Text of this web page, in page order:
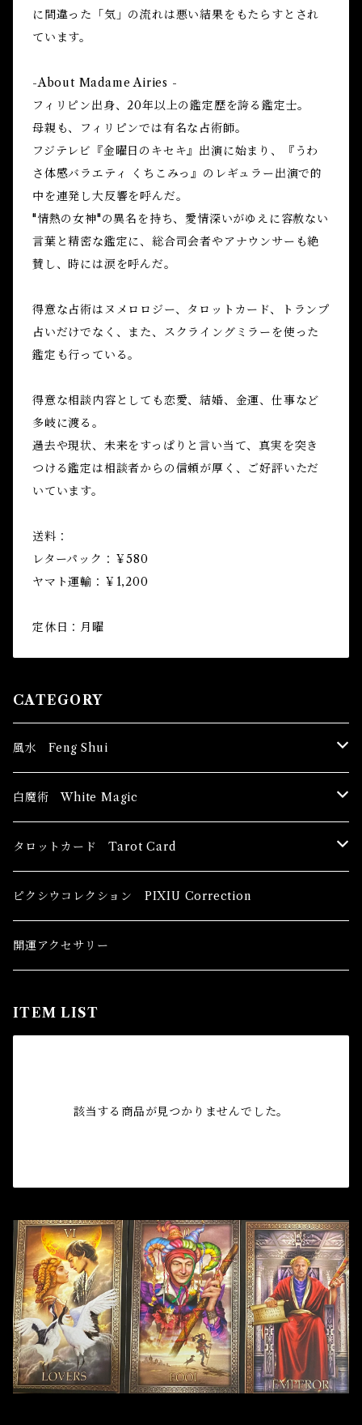
に間違った「気」の流れは悪い結果をもたらすとされ
ています。
-About Madame Airies -
フィリピン出身、20年以上の鑑定歴を誇る鑑定士。
母親も、フィリピンでは有名な占術師。
フジテレビ『金曜日のキセキ』出演に始まり、『うわ
さ体感バラエティ くちこみっ』のレギュラー出演で的
中を連発し大反響を呼んだ。
"情熱の女神"の異名を持ち、愛情深いがゆえに容赦ない
言葉と精密な鑑定に、総合司会者やアナウンサーも絶
賛し、時には涙を呼んだ。
得意な占術はヌメロロジー、タロットカード、トランプ
占いだけでなく、また、スクライングミラーを使った
鑑定も行っている。
得意な相談内容としても恋愛、結婚、金運、仕事など
多岐に渡る。
過去や現状、未来をすっぱりと言い当て、真実を突き
つける鑑定は相談者からの信頼が厚く、ご好評いただ
いています。
送料：
レターパック：￥580
ヤマト運輸：￥1,200
定休日：月曜
CATEGORY
風水 Feng Shui
ブッダ Buddha
恋愛運
健康運 Health
金運 Money
牛 Ox
寅 Tiger
卯 Rabit
辰 Dragon
巳 Snake
恋愛
金運
願望
仕事 Job
人間関係 Relationship
白魔術 White Magic
香油 Oils
恋愛 Love
金運 Money
キャンドル Candles
恋愛 Love
自己実現 Self-Realization
線香 Stick Incense
仕事
金運 Money
人間関係 Relationships
自己実現 Self-Realization
スピリチュアル Spiritual
恋愛 Love
金運 Money
人間関係 Relationships
恋愛 love
白魔術キット
アミュレット Amulet
恋愛
仕事
金運
タロットカード Tarot Card
初心者向け For The Beginners
中級者向け
ピクシウコレクション PIXIU Correction
開運アクセサリー
ITEM LIST
該当する商品が見つかりませんでした。